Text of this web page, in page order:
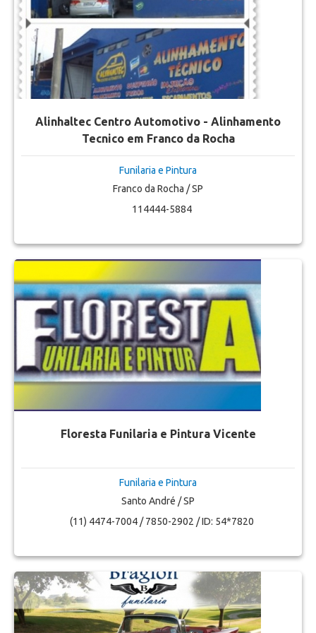
Alinhaltec Centro Automotivo - Alinhamento
Tecnico em Franco da Rocha
Funilaria e Pintura
Franco da Rocha / SP
114444-5884
Floresta Funilaria e Pintura Vicente
Funilaria e Pintura
Santo André / SP
(11) 4474-7004 / 7850-2902 / ID: 54*7820